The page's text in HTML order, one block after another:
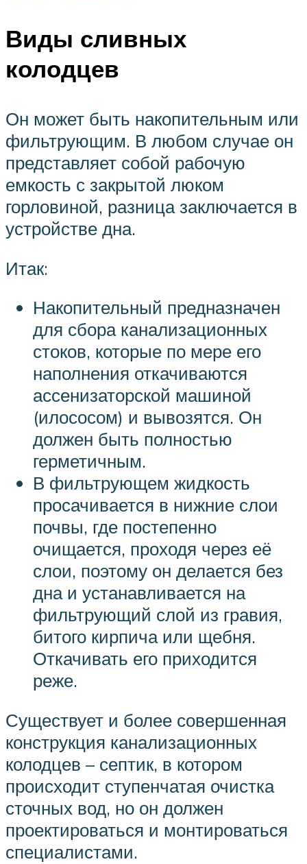
Виды сливных
колодцев
Он может быть накопительным или
фильтрующим. В любом случае он
представляет собой рабочую
емкость с закрытой люком
горловиной, разница заключается в
устройстве дна.
Итак:
Накопительный предназначен
для сбора канализационных
стоков, которые по мере его
наполнения откачиваются
ассенизаторской машиной
(илососом) и вывозятся. Он
должен быть полностью
герметичным.
В фильтрующем жидкость
просачивается в нижние слои
почвы, где постепенно
очищается, проходя через её
слои, поэтому он делается без
дна и устанавливается на
фильтрующий слой из гравия,
битого кирпича или щебня.
Откачивать его приходится
реже.
Существует и более совершенная
конструкция канализационных
колодцев – септик, в котором
происходит ступенчатая очистка
сточных вод, но он должен
проектироваться и монтироваться
специалистами.